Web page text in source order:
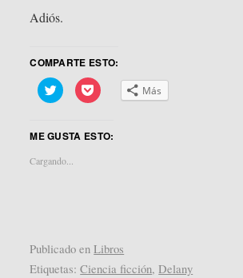
Adiós.
COMPARTE ESTO:
Haz
clic
Twitter
abre
en
Haz
clic
Pocket
Más
ME GUSTA ESTO:
Cargando...
Publicado en Libros
Etiquetas: Ciencia ficción,Delany